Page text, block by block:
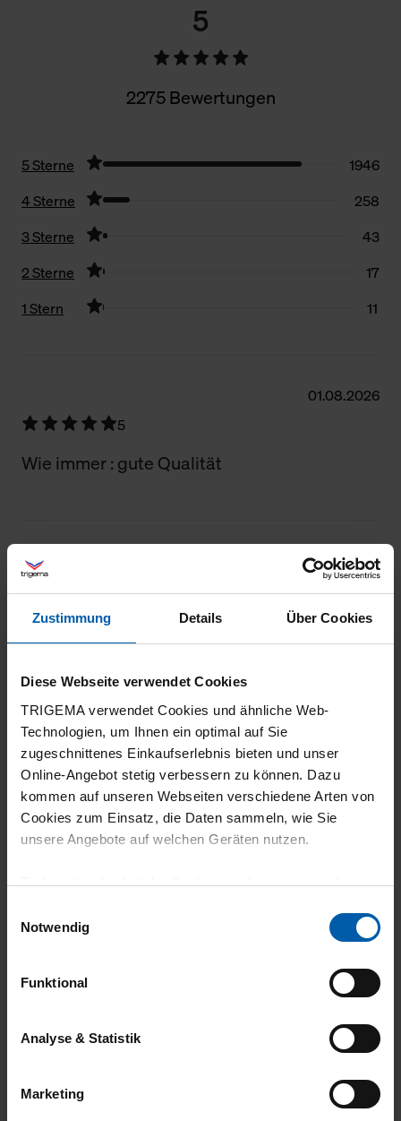
Zustimmung Details Über Cookies
Diese Webseite verwendet Cookies
TRIGEMA verwendet Cookies und ähnliche Web-
Technologien, um Ihnen ein optimal auf Sie
zugeschnittenes Einkaufserlebnis bieten und unser
Online-Angebot stetig verbessern zu können. Dazu
kommen auf unseren Webseiten verschiedene Arten von
Cookies zum Einsatz, die Daten sammeln, wie Sie
unsere Angebote auf welchen Geräten nutzen.
Technisch erforderliche Cookies sind eine notwendige
grundlegende Funktionen wie etwa zur Auswahl und
gewährleisten.
Für die Darstellung personalisierter Angebote, Anzeigen
und Inhalte aufgrund Ihres Nutzerverhaltens und Ihres
Zwecke zur Analyse und Optimierung unserer
Notwendig
Funktional
Analyse & Statistik
Marketing
5
2275 Bewertungen
5 Sterne
1946
4 Sterne
258
3 Sterne
43
2 Sterne
17
1 Stern
11
01.08.2026
5
Wie immer : gute Qualität
31.07.2026
5
Gute moderne qualität
5
Das Produkt ist wegen der hohen Qualität für
alle Personengruppen zu empfehlen.
30.07.2026
Das Shirt hat eine tolle Länge und sieht gut
30.07.2026